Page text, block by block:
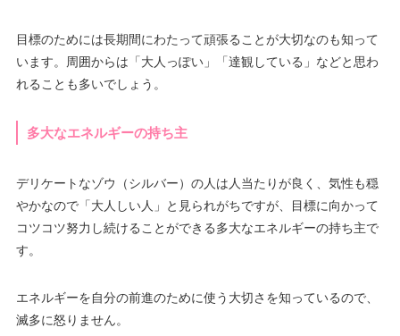
目標のためには長期間にわたって頑張ることが大切なのも知って
います。周囲からは「大人っぽい」「達観している」などと思わ
れることも多いでしょう。
多大なエネルギーの持ち主
デリケートなゾウ（シルバー）の人は人当たりが良く、気性も穏
やかなので「大人しい人」と見られがちですが、目標に向かって
コツコツ努力し続けることができる多大なエネルギーの持ち主で
す。
エネルギーを自分の前進のために使う大切さを知っているので、
滅多に怒りません。